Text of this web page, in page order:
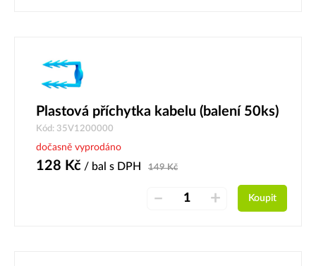
Plastová příchytka kabelu (balení 50ks)
Kód: 35V1200000
dočasně vyprodáno
128 Kč / bal s DPH 149Kč
– + Koupit